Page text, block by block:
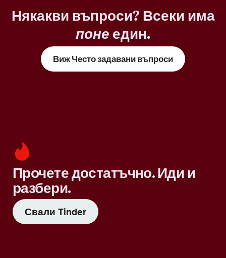
Някакви въпроси? Всеки има
поне един.
Виж Често задавани въпроси
Прочете достатъчно. Иди и
разбери.
Свали Tinder